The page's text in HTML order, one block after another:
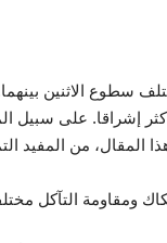
أكثر إشراقا. على سبيل
من المفيد
ومقاومة التآكل